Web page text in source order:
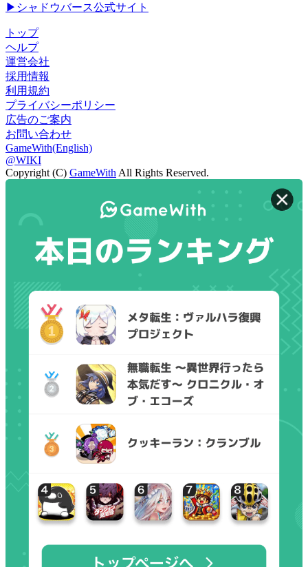
▶シャドウバース公式サイト
トップ
ヘルプ
運営会社
採用情報
利用規約
プライバシーポリシー
広告のご案内
お問い合わせ
GameWith(English)
@WIKI
Copyright (C) GameWith All Rights Reserved.